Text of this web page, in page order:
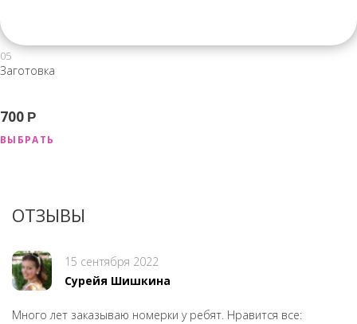
05
Заготовка
700 Р
ВЫБРАТЬ
ОТЗЫВЫ
15 сентября 2022
Сурейя Шишкина
Много лет заказываю номерки у ребят. Нравится все: